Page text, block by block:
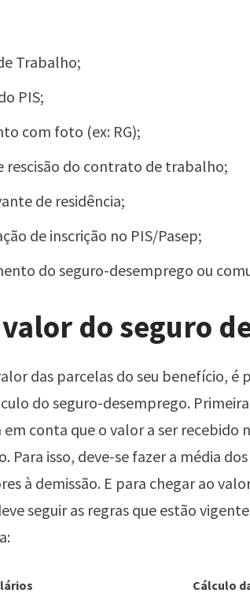
Trabalho;
PIS;
com foto (ex: RG);
rescisão do contrato de trabalho;
de residência;
de inscrição no PIS/Pasep;
do seguro-desemprego ou
do seguro
das parcelas do seu benefício, é
do seguro-desemprego.
conta que o valor a ser recebido
Para isso, deve-se fazer a média
à demissão. E para chegar ao
seguir as regras que estão
Cálculo